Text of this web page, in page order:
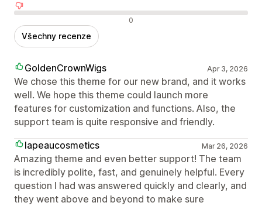
0
Všechny recenze
GoldenCrownWigs Apr 3, 2026
We chose this theme for our new brand, and it works
well. We hope this theme could launch more
features for customization and functions. Also, the
support team is quite responsive and friendly.
lapeaucosmetics
Mar 26, 2026
Amazing theme and even better support! The team
is incredibly polite, fast, and genuinely helpful. Every
question I had was answered quickly and clearly, and
they went above and beyond to make sure